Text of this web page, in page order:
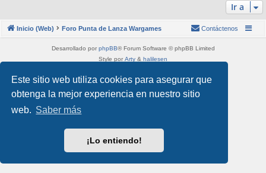
Este sitio web utiliza cookies para asegurar que
obtenga la mejor experiencia en nuestro sitio
web. Saber más
¡Lo entiendo!
Ir a
Inicio (Web) Foro Punta de Lanza Wargames Contáctenos
Desarrollado por phpBB® Forum Software © phpBB Limited
Style por Arty & halilesen
Privacidad| Condiciones